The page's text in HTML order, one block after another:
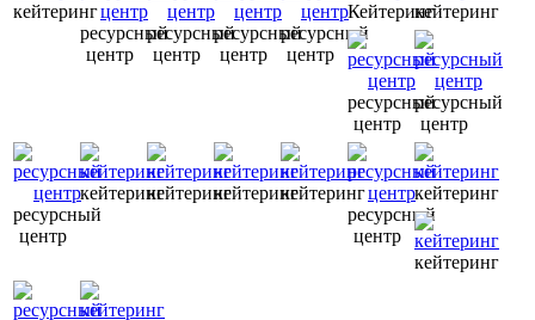
кейтеринг
ресурсный
центр
ресурсный
центр
ресурсный
центр
ресурсный
центр
Кейтерингкейтеринг
ресурсный
центр
ресурсный
центр
ресурсный
центр
кейтерингкейтерингкейтерингкейтеринг
ресурсный
центр
кейтеринг
кейтеринг